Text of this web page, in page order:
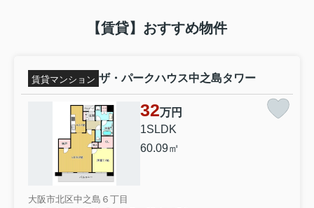
【賃貸】おすすめ物件
賃貸マンション ザ・パークハウス中之島タワー
32万円
1SLDK
60.09㎡
大阪市北区中之島６丁目